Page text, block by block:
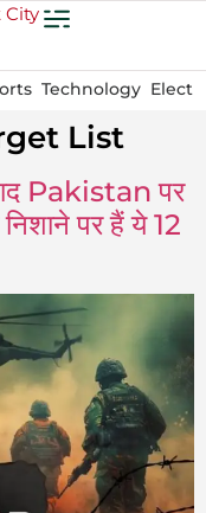
City
Technology
List
Pakistan पर
पर हैं ये 12